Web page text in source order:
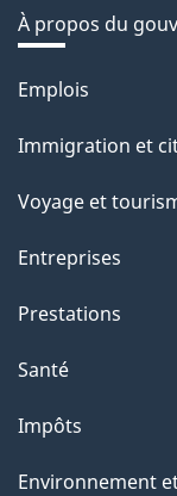
À propos du
Thèmes
sujets
Emplois
Immigration et
Voyage et
Entreprises
Prestations
Santé
Impôts
Environnement